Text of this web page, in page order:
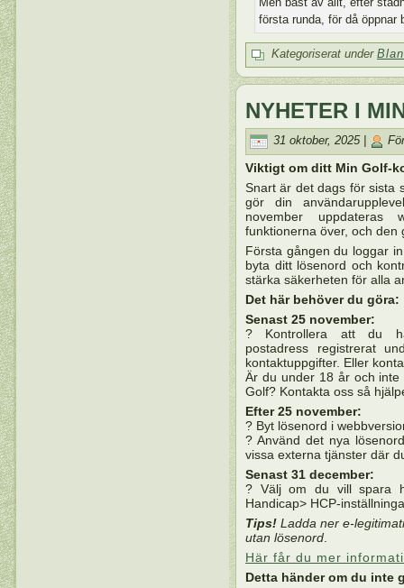
första runda, för då öppnar
Kategoriserat under
NYHETER I
31 oktober, 2025 |
Viktigt om ditt Min Golf-
Snart är det dags för sista
gör din
november uppdateras
funktionerna över, och den
Första gången du loggar
byta ditt lösenord och
stärka säkerheten för alla
Det här behöver du göra:
Senast 25 november:
? Kontrollera att du
postadress registrerat
kontaktuppgifter. Eller
Är du under 18 år och
Golf? Kontakta oss så
Efter 25 november:
? Byt lösenord i
? Använd det nya
vissa externa tjänster där
Senast 31 december:
? Välj om du vill spara
Handicap> HCP-
Tips! Ladda ner e-
utan lösenord
Här får du mer
Detta händer om du inte